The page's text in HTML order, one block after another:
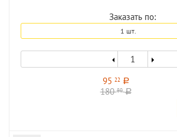
Заказать по:
1 шт.
95 22 a
18080 a